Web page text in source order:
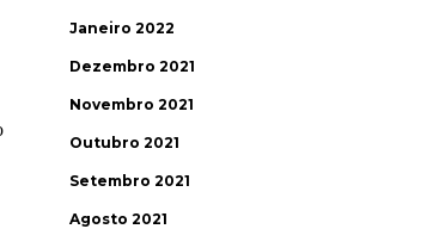
Janeiro 2022
Dezembro 2021
Novembro 2021
Outubro 2021
Setembro 2021
Agosto 2021